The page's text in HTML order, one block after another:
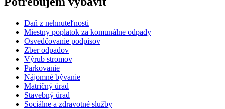
Daň z nehnuteľnosti
Miestny poplatok za komunálne odpady
Osvedčovanie podpisov
Zber odpadov
Výrub stromov
Parkovanie
Nájomné bývanie
Matričný úrad
Stavebný úrad
Sociálne a zdravotné služby